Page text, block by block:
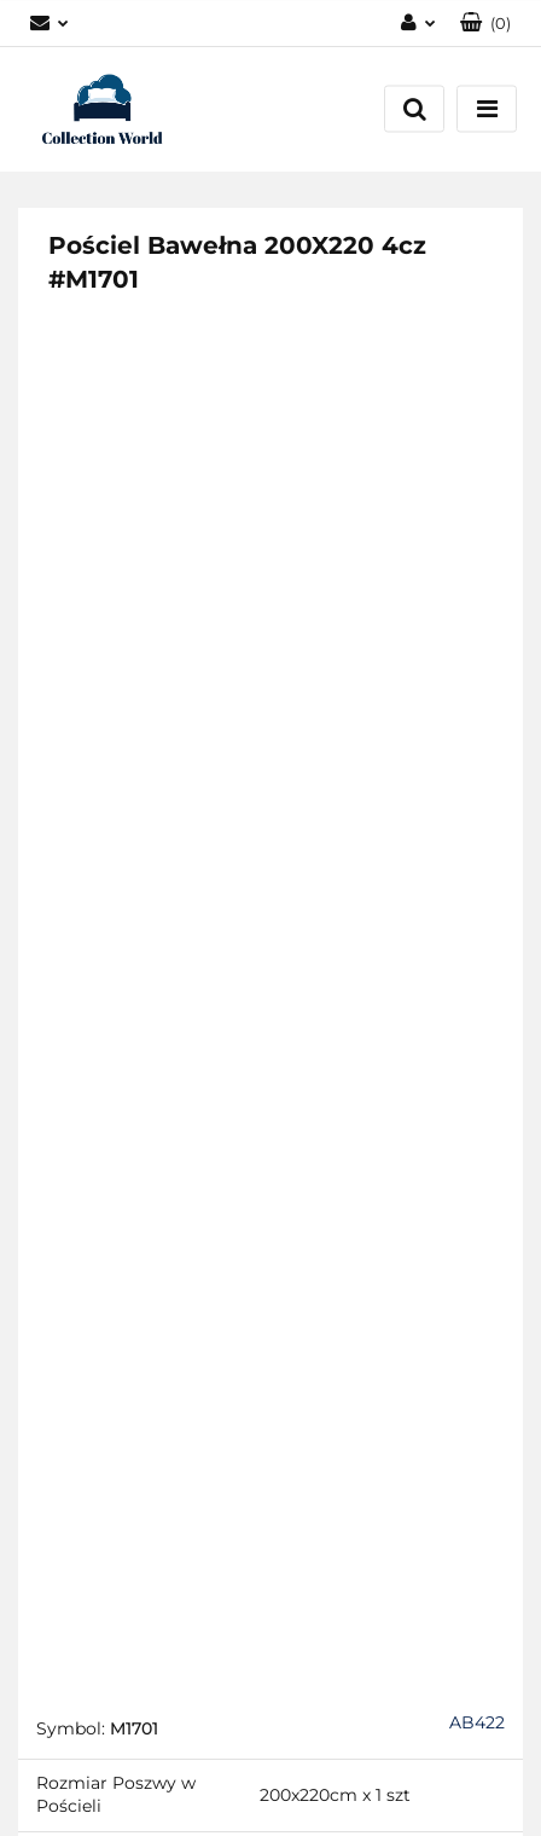
Zarejestruj się
(0)
Pościel Bawełna 200X220 4cz
#M1701
Symbol: M1701 AB422
Rozmiar Poszwy w
Pościeli
200x220cm x 1 szt